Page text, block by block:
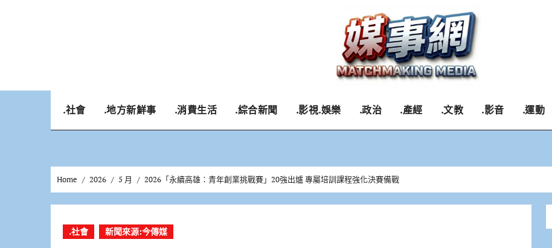
.社會 .地方新鮮事 .消費生活 .綜合新聞 .影視.娛樂 .政治 .產經 .文教 .影音 .運動
Home 2026 5 月 2026「永續高雄：青年創業挑戰賽」20強出爐 專屬培訓課程強化決賽備戰
.社會 新聞來源:今傳媒